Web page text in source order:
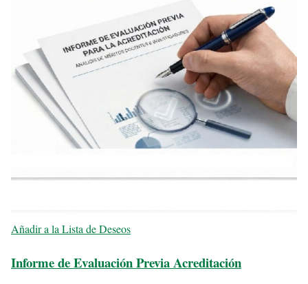
Añadir a la Lista de Deseos
Informe de Evaluación Previa Acreditación